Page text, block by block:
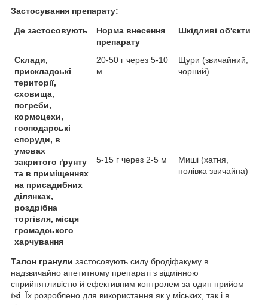
Застосування препарату:
Де застосовують
Норма внесення
препарату
Шкідливі об'єкти
Склади,
прискладські
території,
сховища,
погреби,
кормоцехи,
господарські
споруди, в
умовах
закритого ґрунту
та в приміщеннях
на присадибних
ділянках,
роздрібна
торгівля, місця
громадського
харчування
20-50 г через 5-10
м
Щури (звичайний,
чорний)
5-15 г через 2-5 м
Миші (хатня,
полівка звичайна)
Талон гранули застосовують силу бродіфакуму в
надзвичайно апетитному препараті з відмінною
сприйнятливістю й ефективним контролем за один прийом
їжі. Їх розроблено для використання як у міських, так і в